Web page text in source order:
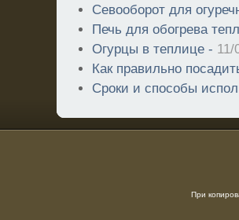
Севооборот для
Печь для обогрева
Огурцы в теплице - 11/
Как правильно
Сроки и способы
При